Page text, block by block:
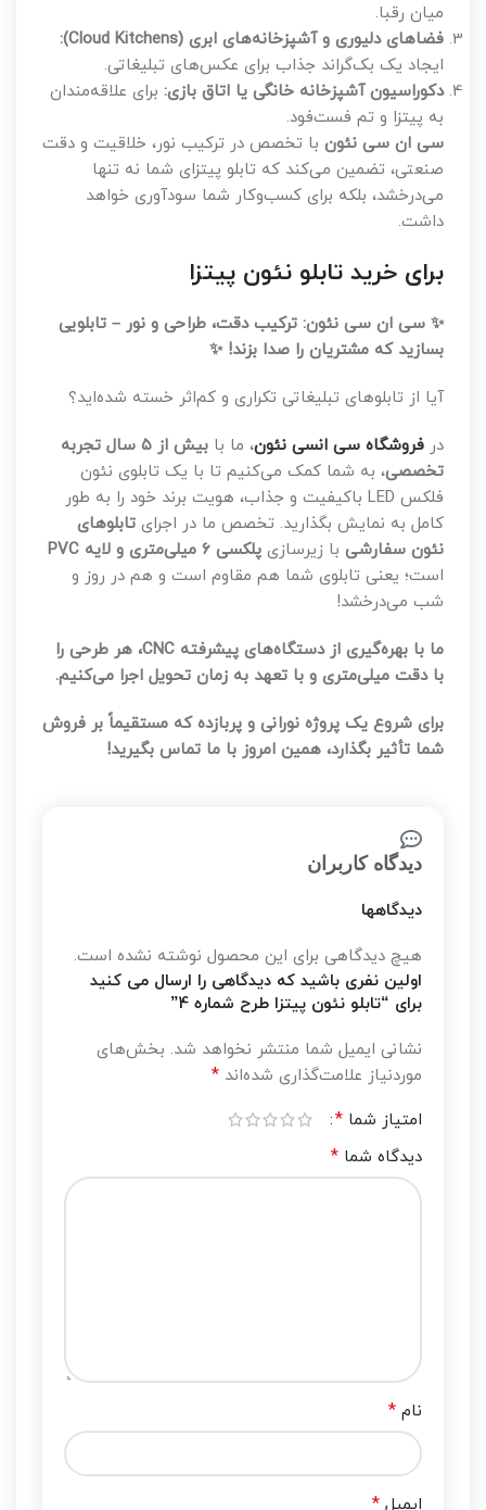
میان رقبا.
فضاهای دلیوری و آشپزخانه‌های ابری (Cloud Kitchens):
ایجاد یک بک‌گراند جذاب برای عکس‌های تبلیغاتی.
دکوراسیون آشپزخانه خانگی یا اتاق بازی: برای علاقه‌مندان
به پیتزا و تم فست‌فود.
سی ان سی نئون با تخصص در ترکیب نور، خلاقیت و دقت
صنعتی، تضمین می‌کند که تابلو پیتزای شما نه تنها
می‌درخشد، بلکه برای کسب‌وکار شما سودآوری خواهد
داشت.
برای خرید تابلو نئون پیتزا
✨ سی ان سی نئون: ترکیب دقت، طراحی و نور – تابلویی
بسازید که مشتریان را صدا بزند! ✨
آیا از تابلوهای تبلیغاتی تکراری و کم‌اثر خسته شده‌اید؟
در فروشگاه سی انسی نئون، ما با
بیش از ۵ سال تجربه
تخصصی، به شما کمک می‌کنیم تا با یک تابلوی نئون
فلکس LED باکیفیت و جذاب، هویت برند خود را به طور
کامل به نمایش بگذارید. تخصص ما در اجرای تابلوهای
نئون سفارشی با زیرسازی پلکسی ۶ میلی‌متری و لایه PVC
است؛ یعنی تابلوی شما هم مقاوم است و هم در روز و
شب می‌درخشد!
ما با بهره‌گیری از دستگاه‌های پیشرفته CNC، هر طرحی را
با دقت میلی‌متری و با تعهد به زمان تحویل اجرا می‌کنیم.
برای شروع یک پروژه نورانی و پربازده که مستقیماً بر فروش
شما تأثیر بگذارد، همین امروز با ما تماس بگیرید!
دیدگاه کاربران
دیدگاهها
هیچ دیدگاهی برای این محصول نوشته نشده است.
اولین نفری باشید که دیدگاهی را ارسال می کنید
برای “تابلو نئون پیتزا طرح شماره 4”
نشانی ایمیل شما منتشر نخواهد شد. بخش‌های
موردنیاز علامت‌گذاری شده‌اند *
امتیاز شما *
دیدگاه شما *
نام *
ایمیل *